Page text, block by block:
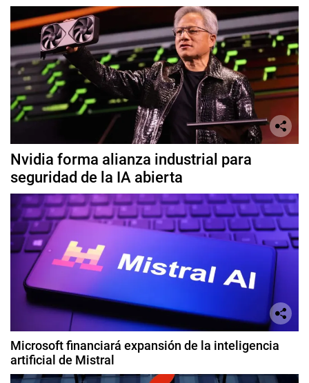
Nvidia forma alianza industrial para
seguridad de la IA abierta
Microsoft financiará expansión de la inteligencia
artificial de Mistral